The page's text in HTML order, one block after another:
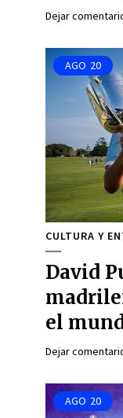
Dejar
AGO 20
CULTURA Y
David
el
Dejar
AGO 20